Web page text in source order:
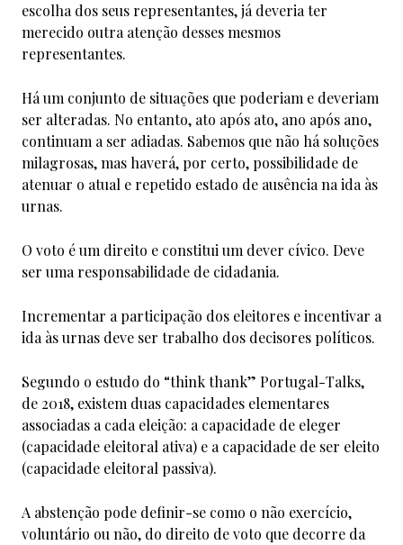
escolha dos seus representantes, já deveria ter
merecido outra atenção desses mesmos
representantes.
Há um conjunto de situações que poderiam e deveriam
ser alteradas. No entanto, ato após ato, ano após ano,
continuam a ser adiadas. Sabemos que não há soluções
milagrosas, mas haverá, por certo, possibilidade de
atenuar o atual e repetido estado de ausência na ida às
urnas.
O voto é um direito e constitui um dever cívico. Deve
ser uma responsabilidade de cidadania.
Incrementar a participação dos eleitores e incentivar a
ida às urnas deve ser trabalho dos decisores políticos.
Segundo o estudo do “think thank” Portugal-Talks,
de 2018, existem duas capacidades elementares
associadas a cada eleição: a capacidade de eleger
(capacidade eleitoral ativa) e a capacidade de ser eleito
(capacidade eleitoral passiva).
A abstenção pode definir-se como o não exercício,
voluntário ou não, do direito de voto que decorre da